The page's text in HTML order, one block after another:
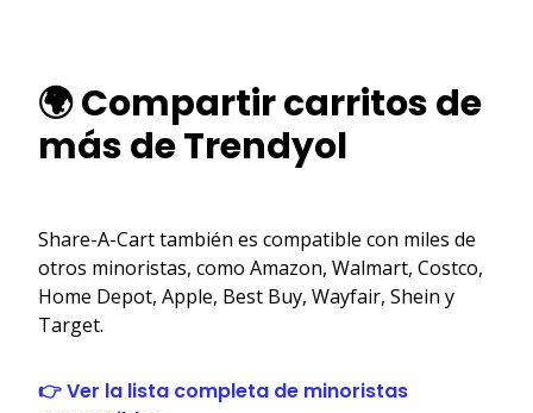
🌍 Compartir carritos de
más de Trendyol
Share-A-Cart también es compatible con miles de
otros minoristas, como Amazon, Walmart, Costco,
Home Depot, Apple, Best Buy, Wayfair, Shein y
Target.
👉 Ver la lista completa de minoristas